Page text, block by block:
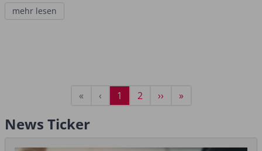
mehr lesen
Seitennummerierung
Erste
«
Vorherige
‹
Aktuelle
1 Seite
2
Nächste
››
Letzte
»
News Ticker